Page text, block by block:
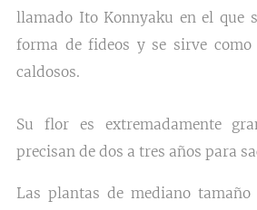
llamado Ito Konnyaku en el que
forma de fideos y se sirve
caldosos.
Su flor es extremadamente
precisan de dos a tres años para
Las plantas de mediano tamaño